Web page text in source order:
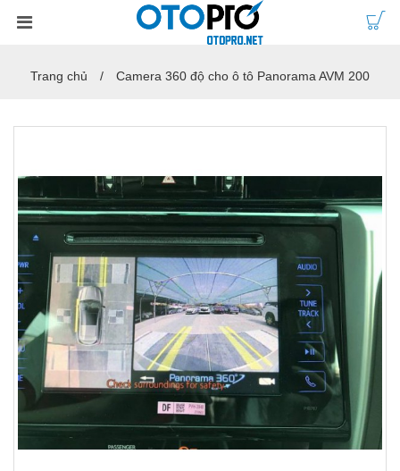
Trang chủ Camera 360 độ cho ô tô Panorama AVM 200